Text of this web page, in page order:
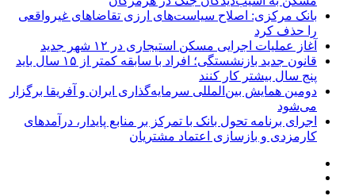
بانک مرکزی: اصلاح سیاست‌های ارزی تقاضاهای غیرواقعی
را حذف کرد
آغاز عملیات اجرایی مسکن استیجاری در ۱۲ شهر جدید
قانون جدید بازنشستگی؛ افراد با سابقه کمتر از ۱۵ سال باید
پنج سال بیشتر کار کنند
دومین همایش بین‌المللی سرمایه‌گذاری ایران و آفریقا برگزار
می‌شود
اجرای برنامه تحول بانک با تمرکز بر منابع پایدار، درآمدهای
کارمزدی و بازسازی اعتماد مشتریان